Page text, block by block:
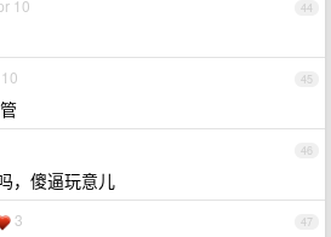
44
10
45
46
，傻逼玩意儿
47
3